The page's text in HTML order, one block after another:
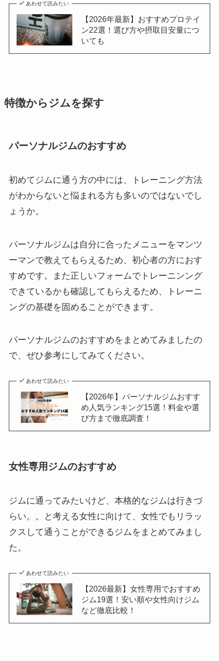
あわせて読みたい
【2026年最新】おすすめプロテイ
ン22選！選び方や摂取目安量につ
いても
特徴からジムを探す
パーソナルジムのおすすめ
初めてジムに通う方の中には、トレーニング方法
がわからないと悩まれる方も多いのではないでし
ょうか。
パーソナルジムは自分に合ったメニューをマンツ
ーマンで教えてもらえるため、初心者の方におす
すめです。また正しいフォームでトレーニンング
できているかも確認してもらえるため、トレーニ
ングの基礎を固めることができます。
パーソナルジムのおすすめをまとめてみましたの
で、ぜひ参考にしてみてください。
あわせて読みたい
【2026年】パーソナルジムおすす
め人気ランキング15選！料金や選
び方まで徹底調査！
女性専用ジムのおすすめ
ジムに通ってみたいけど、本格的なジムは行きづ
らい。。と考える女性に向けて、女性でもリラッ
クスして通うことができるジムをまとめてみまし
た。
あわせて読みたい
【2026最新】女性専用でおすすめ
ジム19選！安い順や女性向けジム
など徹底比較！